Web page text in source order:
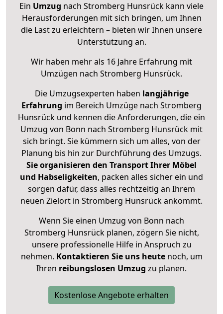
Ein Umzug nach Stromberg Hunsrück kann viele
Herausforderungen mit sich bringen, um Ihnen
die Last zu erleichtern – bieten wir Ihnen unsere
Unterstützung an.
Wir haben mehr als 16 Jahre Erfahrung mit
Umzügen nach Stromberg Hunsrück.
Die Umzugsexperten haben langjährige
Erfahrung im Bereich Umzüge nach Stromberg
Hunsrück und kennen die Anforderungen, die ein
Umzug von Bonn nach Stromberg Hunsrück mit
sich bringt. Sie kümmern sich um alles, von der
Planung bis hin zur Durchführung des Umzugs.
Sie organisieren den Transport Ihrer Möbel
und Habseligkeiten, packen alles sicher ein und
sorgen dafür, dass alles rechtzeitig an Ihrem
neuen Zielort in Stromberg Hunsrück ankommt.
Wenn Sie einen Umzug von Bonn nach
Stromberg Hunsrück planen, zögern Sie nicht,
unsere professionelle Hilfe in Anspruch zu
nehmen. Kontaktieren Sie uns heutenoch, um
Ihren reibungslosen Umzug zu planen.
Kostenlose Angebote erhalten